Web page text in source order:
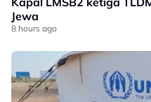
Jewa
8 hours ago